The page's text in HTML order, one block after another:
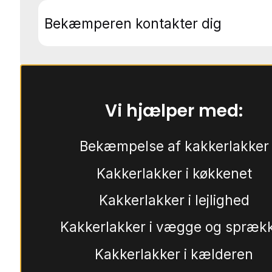
Bekæmperen kontakter dig
Vi hjælper med:
Bekæmpelse af kakkerlakker
Kakkerlakker i køkkenet
Kakkerlakker i lejlighed
Kakkerlakker i vægge og
Kakkerlakker i kælderen